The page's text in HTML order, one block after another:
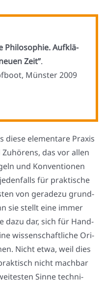
Phi­lo­so­phie. Auf­klä­
Zeit”.
Müns­ter 2009
die­se ele­men­ta­re Pra­xis
das vor allen
und Kon­ven­tio­nen
für prak­ti­sche
von gera­de­zu grund­
sie stellt eine immer
dazu dar, sich für Hand­
wis­sen­schaft­li­che Ori­
Nicht etwa, weil dies
nicht mach­bar
Sin­ne tech­ni­